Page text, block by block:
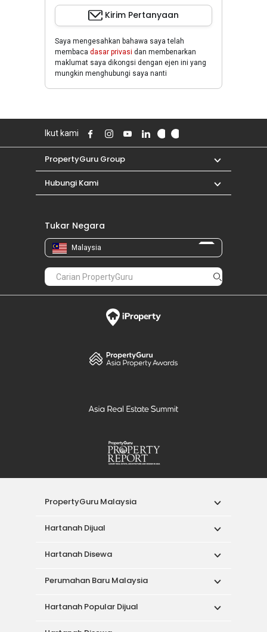
Kirim Pertanyaan
Saya mengesahkan bahawa saya telah
membaca dasar privasi dan membenarkan
maklumat saya dikongsi dengan ejen ini yang
mungkin menghubungi saya nanti
Ikut kami
PropertyGuru Group
Hubungi Kami
Tukar Negara
Malaysia
PropertyGuru Malaysia
Hartanah Dijual
Hartanah Disewa
Perumahan Baru Malaysia
Hartanah Popular Dijual